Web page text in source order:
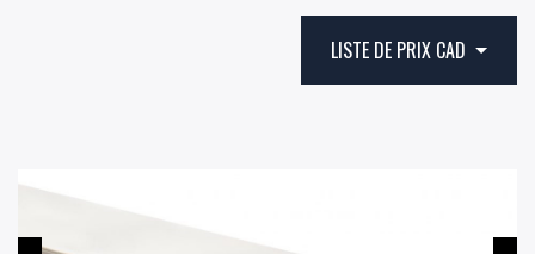
LISTE DE PRIX CAD